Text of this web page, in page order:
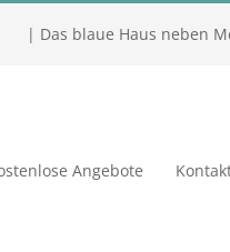
| Das blaue Haus neben
Angebote